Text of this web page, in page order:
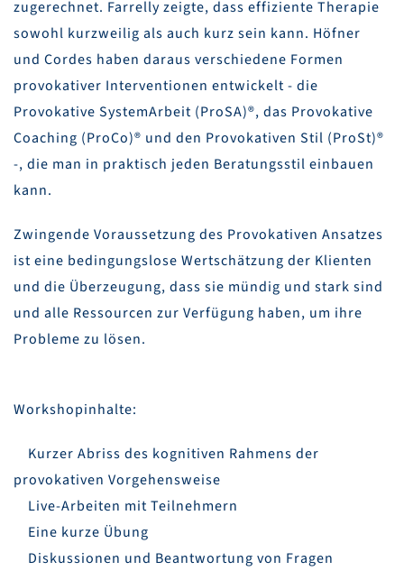
zugerechnet. Farrelly zeigte, dass effiziente Therapie
sowohl kurzweilig als auch kurz sein kann. Höfner
und Cordes haben daraus verschiedene Formen
provokativer Interventionen entwickelt - die
Provokative SystemArbeit (ProSA)®, das Provokative
Coaching (ProCo)® und den Provokativen Stil (ProSt)®
-, die man in praktisch jeden Beratungsstil einbauen
kann.
Zwingende Voraussetzung des Provokativen Ansatzes
ist eine bedingungslose Wertschätzung der Klienten
und die Überzeugung, dass sie mündig und stark sind
und alle Ressourcen zur Verfügung haben, um ihre
Probleme zu lösen.
Workshopinhalte:
Kurzer Abriss des kognitiven Rahmens der
provokativen Vorgehensweise
Live-Arbeiten mit Teilnehmern
Eine kurze Übung
Diskussionen und Beantwortung von Fragen